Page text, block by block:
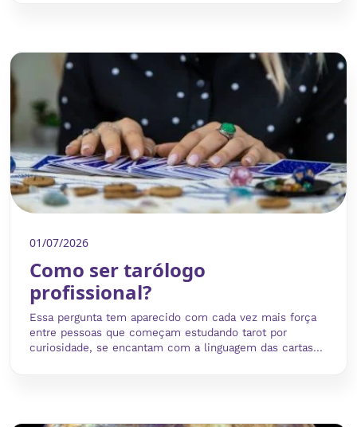
01/07/2026
Como ser tarólogo
profissional?
Essa pergunta tem aparecido com cada vez mais força
entre pessoas que começam estudando tarot por
curiosidade, se encantam com a linguagem das cartas...